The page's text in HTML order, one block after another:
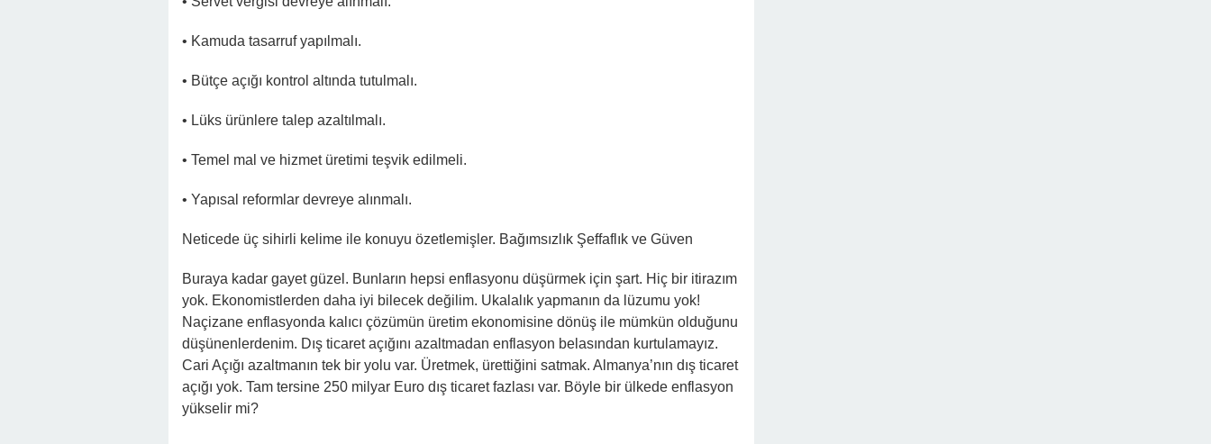
• Kamuda tasarruf yapılmalı.
• Bütçe açığı kontrol altında tutulmalı.
• Lüks ürünlere talep azaltılmalı.
• Temel mal ve hizmet üretimi teşvik edilmeli.
• Yapısal reformlar devreye alınmalı.
Neticede üç sihirli kelime ile konuyu özetlemişler. Bağımsızlık Şeffaflık ve Güven
Buraya kadar gayet güzel. Bunların hepsi enflasyonu düşürmek için şart. Hiç bir itirazım
yok. Ekonomistlerden daha iyi bilecek değilim. Ukalalık yapmanın da lüzumu yok!
Naçizane enflasyonda kalıcı çözümün üretim ekonomisine dönüş ile mümkün olduğunu
düşünenlerdenim. Dış ticaret açığını azaltmadan enflasyon belasından kurtulamayız.
Cari Açığı azaltmanın tek bir yolu var. Üretmek, ürettiğini satmak. Almanya’nın dış ticaret
açığı yok. Tam tersine 250 milyar Euro dış ticaret fazlası var. Böyle bir ülkede enflasyon
yükselir mi?